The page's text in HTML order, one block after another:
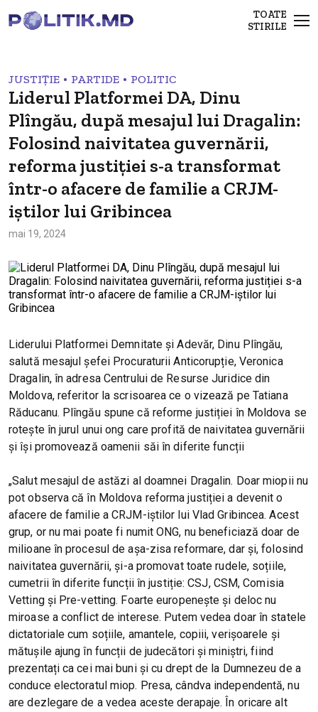
TOATE
STIRILE
JUSTIȚIE • PARTIDE • POLITIC
Liderul Platformei DA, Dinu
Plîngău, după mesajul lui Dragalin:
Folosind naivitatea guvernării,
reforma justiției s-a transformat
într-o afacere de familie a CRJM-
iștilor lui Gribincea
mai 19, 2024
Liderului Platformei Demnitate și Adevăr, Dinu Plîngău,
salută mesajul șefei Procuraturii Anticorupție, Veronica
Dragalin, în adresa Centrului de Resurse Juridice din
Moldova, referitor la scrisoarea ce o vizează pe Tatiana
Răducanu. Plîngău spune că reforme justiției în Moldova se
rotește în jurul unui ong care profită de naivitatea guvernării
și își promovează oamenii săi în diferite funcții
„Salut mesajul de astăzi al doamnei Dragalin. Doar miopii nu
pot observa că în Moldova reforma justiției a devenit o
afacere de familie a CRJM-iștilor lui Vlad Gribincea. Acest
grup, or nu mai poate fi numit ONG, nu beneficiază doar de
milioane în procesul de așa-zisa reformare, dar și, folosind
naivitatea guvernării, și-a promovat toate rudele, soțiile,
cumetrii în diferite funcții în justiție: CSJ, CSM, Comisia
Vetting și Pre-vetting. Foarte europenește și deloc nu
miroase a conflict de interese. Putem vedea doar în statele
dictatoriale cum soțiile, amantele, copiii, verișoarele și
mătușile ajung în funcții de judecători și miniștri, fiind
prezentați ca cei mai buni și cu drept de la Dumnezeu de a
conduce electoratul miop. Presa, cândva independentă, nu
are dezlegare de a vedea aceste derapaje. În oricare alt